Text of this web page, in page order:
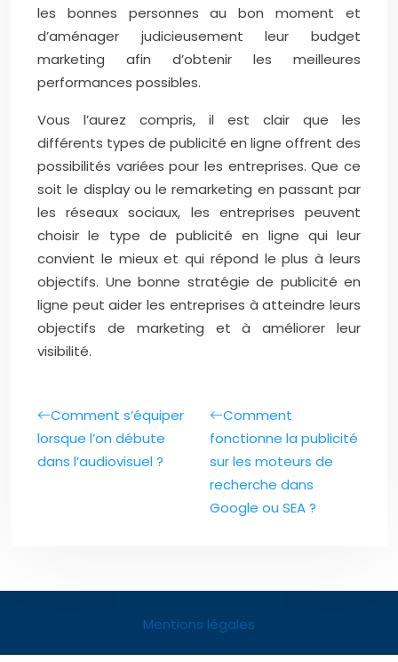
les bonnes personnes au bon moment et
d’aménager judicieusement leur budget
marketing afin d’obtenir les meilleures
performances possibles.
Vous l’aurez compris, il est clair que les
différents types de publicité en ligne offrent des
possibilités variées pour les entreprises. Que ce
soit le display ou le remarketing en passant par
les réseaux sociaux, les entreprises peuvent
choisir le type de publicité en ligne qui leur
convient le mieux et qui répond le plus à leurs
objectifs. Une bonne stratégie de publicité en
ligne peut aider les entreprises à atteindre leurs
objectifs de marketing et à améliorer leur
visibilité.
Comment s’équiper
lorsque l’on débute
dans l’audiovisuel ?
Comment
fonctionne la publicité
sur les moteurs de
recherche dans
Google ou SEA ?
Mentions légales